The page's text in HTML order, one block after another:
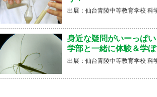
出展：仙台青陵中等教育学校 科
身近な疑問がいーっぱ
学部と一緒に体験＆学ぼ
出展：仙台青陵中等教育学校 科